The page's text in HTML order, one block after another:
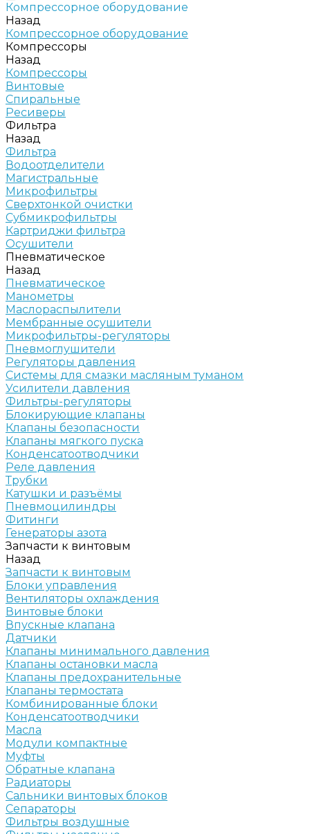
Компрессорное оборудование
Назад
Компрессорное оборудование
Компрессоры
Назад
Компрессоры
Винтовые
Спиральные
Ресиверы
Фильтра
Назад
Фильтра
Водоотделители
Магистральные
Микрофильтры
Сверхтонкой очистки
Субмикрофильтры
Картриджи фильтра
Осушители
Пневматическое
Назад
Пневматическое
Манометры
Маслораспылители
Мембранные осушители
Микрофильтры-регуляторы
Пневмоглушители
Регуляторы давления
Системы для смазки масляным туманом
Усилители давления
Фильтры-регуляторы
Блокирующие клапаны
Клапаны безопасности
Клапаны мягкого пуска
Конденсатоотводчики
Реле давления
Трубки
Катушки и разъёмы
Пневмоцилиндры
Фитинги
Генераторы азота
Запчасти к винтовым
Назад
Запчасти к винтовым
Блоки управления
Вентиляторы охлаждения
Винтовые блоки
Впускные клапана
Датчики
Клапаны минимального давления
Клапаны остановки масла
Клапаны предохранительные
Клапаны термостата
Комбинированные блоки
Конденсатоотводчики
Масла
Модули компактные
Муфты
Обратные клапана
Радиаторы
Сальники винтовых блоков
Сепараторы
Фильтры воздушные